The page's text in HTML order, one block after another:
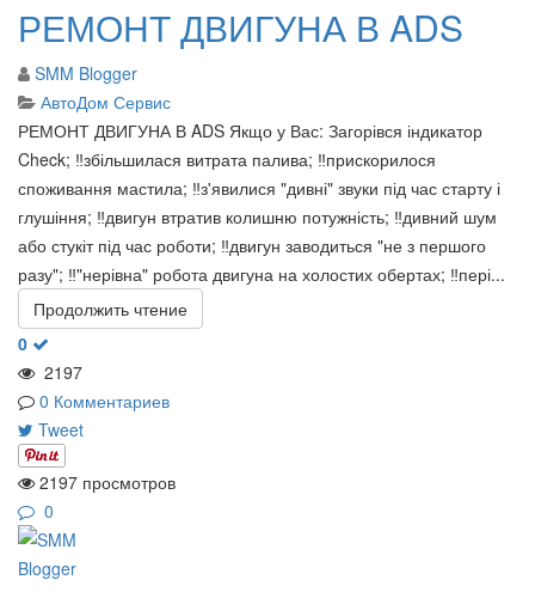
РЕМОНТ ДВИГУНА В ADS
SMM Blogger
АвтоДом Сервис
РЕМОНТ ДВИГУНА В ADS Якщо у Вас: Загорівся індикатор
Check; ‼️збільшилася витрата палива; ‼️прискорилося
споживання мастила; ‼️з'явилися "дивні" звуки під час старту і
глушіння; ‼️двигун втратив колишню потужність; ‼️дивний шум
або стукіт під час роботи; ‼️двигун заводиться "не з першого
разу"; ‼️"нерівна" робота двигуна на холостих обертах; ‼️пері...
Продолжить чтение
0
2197
0 Комментариев
Tweet
2197 просмотров
0